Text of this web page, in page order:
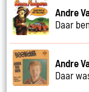
Andre
Daar
Andre
Daar